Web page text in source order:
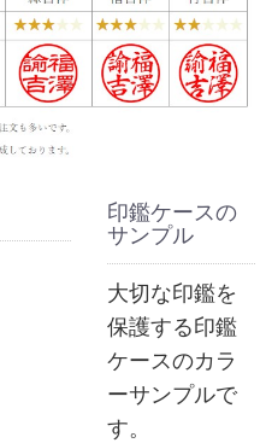
印鑑ケースの
サンプル
大切な印鑑を
保護する印鑑
ケースのカラ
ーサンプルで
す。